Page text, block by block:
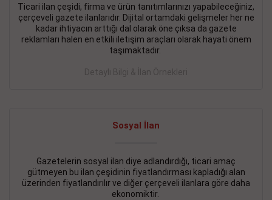
Ticari ilan çeşidi, firma ve ürün tanıtımlarınızı yapabileceğiniz,
çerçeveli gazete ilanlarıdır. Dijital ortamdaki gelişmeler her ne
kadar ihtiyacın arttığı dal olarak öne çıksa da gazete
reklamları halen en etkili iletişim araçları olarak hayati önem
taşımaktadır.
Detaylı Bilgi & İlan Örnekleri
Sosyal İlan
Gazetelerin sosyal ilan diye adlandırdığı, ticari amaç
gütmeyen bu ilan çeşidinin fiyatlandırması kapladığı alan
üzerinden fiyatlandırılır ve diğer çerçeveli ilanlara göre daha
ekonomiktir.
BAKIRKÖY SATILIK İlanı- 11.09.2018
KARTALTEPEde kelepir 2+ 1 satılık daire
İŞYERİ KİRALIK İlanı - 11.09.2018
BEYLİKDÜZÜ Kavaklıda 4 katlı bina